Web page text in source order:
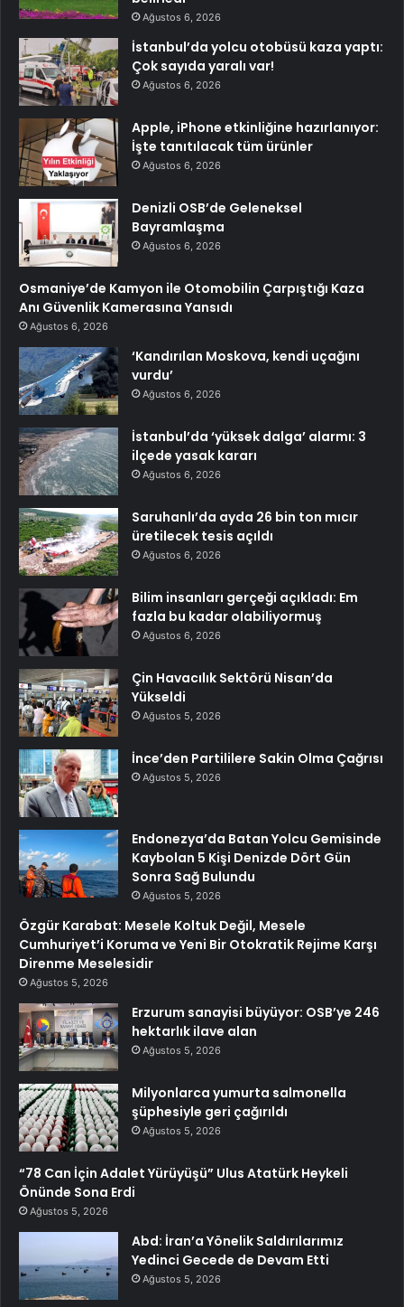
Ağustos 6, 2026
İstanbul’da yolcu otobüsü kaza yaptı:
Çok sayıda yaralı var!
Ağustos 6, 2026
Apple, iPhone etkinliğine hazırlanıyor:
İşte tanıtılacak tüm ürünler
Ağustos 6, 2026
Denizli OSB’de Geleneksel
Bayramlaşma
Ağustos 6, 2026
Osmaniye’de Kamyon ile Otomobilin Çarpıştığı Kaza
Anı Güvenlik Kamerasına Yansıdı
Ağustos 6, 2026
‘Kandırılan Moskova, kendi uçağını
vurdu’
Ağustos 6, 2026
İstanbul’da ‘yüksek dalga’ alarmı: 3
ilçede yasak kararı
Ağustos 6, 2026
Saruhanlı’da ayda 26 bin ton mıcır
üretilecek tesis açıldı
Ağustos 6, 2026
Bilim insanları gerçeği açıkladı: Em
fazla bu kadar olabiliyormuş
Ağustos 6, 2026
Çin Havacılık Sektörü Nisan’da
Yükseldi
Ağustos 5, 2026
İnce’den Partililere Sakin Olma Çağrısı
Ağustos 5, 2026
Endonezya’da Batan Yolcu Gemisinde
Kaybolan 5 Kişi Denizde Dört Gün
Sonra Sağ Bulundu
Ağustos 5, 2026
Özgür Karabat: Mesele Koltuk Değil, Mesele
Cumhuriyet’i Koruma ve Yeni Bir Otokratik Rejime Karşı
Direnme Meselesidir
Ağustos 5, 2026
Erzurum sanayisi büyüyor: OSB’ye 246
hektarlık ilave alan
Ağustos 5, 2026
Milyonlarca yumurta salmonella
şüphesiyle geri çağırıldı
Ağustos 5, 2026
“78 Can İçin Adalet Yürüyüşü” Ulus Atatürk Heykeli
Önünde Sona Erdi
Ağustos 5, 2026
Abd: İran’a Yönelik Saldırılarımız
Yedinci Gecede de Devam Etti
Ağustos 5, 2026